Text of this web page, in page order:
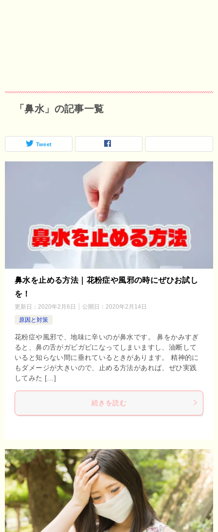
「鼻水」の記事一覧
Tweet
鼻水を止める方法｜花粉症や風邪の時にぜひお試し
を！
更新日： 2020年2月6日 公開日： 2020年2月14日
原因と対策
花粉症や風邪で、地味に辛いのが鼻水です。 鼻をかみすぎ
ると、鼻の舌がガビガビになってしまいますし、油断して
いると知らない間に垂れているときがあります。 精神的に
もダメージが大きいので、止める方法があれば、ぜひ実践
してみた […]
続きを読む